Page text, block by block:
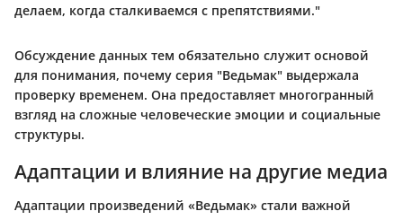
делаем, когда сталкиваемся с препятствиями."
Обсуждение данных тем обязательно служит основой
для понимания, почему серия "Ведьмак" выдержала
проверку временем. Она предоставляет многогранный
взгляд на сложные человеческие эмоции и социальные
структуры.
Адаптации и влияние на другие медиа
Адаптации произведений «Ведьмак» стали важной